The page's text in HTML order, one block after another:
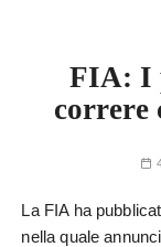
FIA: I
correre
La FIA ha
nella quale